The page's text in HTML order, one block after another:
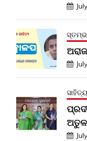
ସ୍ତମ୍ଭ